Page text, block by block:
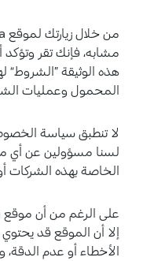
مشابه، فإنك تقر
هذه الوثيقة ”الشروط“
المحمول وعمليات
لا تنطبق سياسة
لسنا مسؤولين عن أي
الخاصة بهذه الشركات
الأخطاء أو عدم